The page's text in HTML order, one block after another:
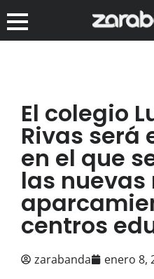
El colegio
Rivas será
en el que
las
centros
zarabanda enero 8,